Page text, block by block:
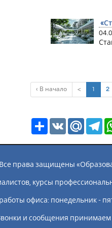
‹ В начало < 1 2
РесурсVK Mail.Ru
Все права защищены
курсы
офиса: понедельник -
и сообщения принимаем